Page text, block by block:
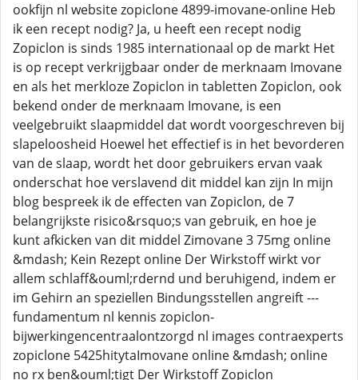
ookfijn nl website zopiclone 4899-imovane-online Heb
ik een recept nodig? Ja, u heeft een recept nodig
Zopiclon is sinds 1985 internationaal op de markt Het
is op recept verkrijgbaar onder de merknaam Imovane
en als het merkloze Zopiclon in tabletten Zopiclon, ook
bekend onder de merknaam Imovane, is een
veelgebruikt slaapmiddel dat wordt voorgeschreven bij
slapeloosheid Hoewel het effectief is in het bevorderen
van de slaap, wordt het door gebruikers ervan vaak
onderschat hoe verslavend dit middel kan zijn In mijn
blog bespreek ik de effecten van Zopiclon, de 7
belangrijkste risico&rsquo;s van gebruik, en hoe je
kunt afkicken van dit middel Zimovane 3 75mg online
&mdash; Kein Rezept online Der Wirkstoff wirkt vor
allem schlaff&ouml;rdernd und beruhigend, indem er
im Gehirn an speziellen Bindungsstellen angreift ---
fundamentum nl kennis zopiclon-
bijwerkingencentraalontzorgd nl images contraexperts
zopiclone 5425hitytaImovane online &mdash; online
no rx ben&ouml;tigt Der Wirkstoff Zopiclon